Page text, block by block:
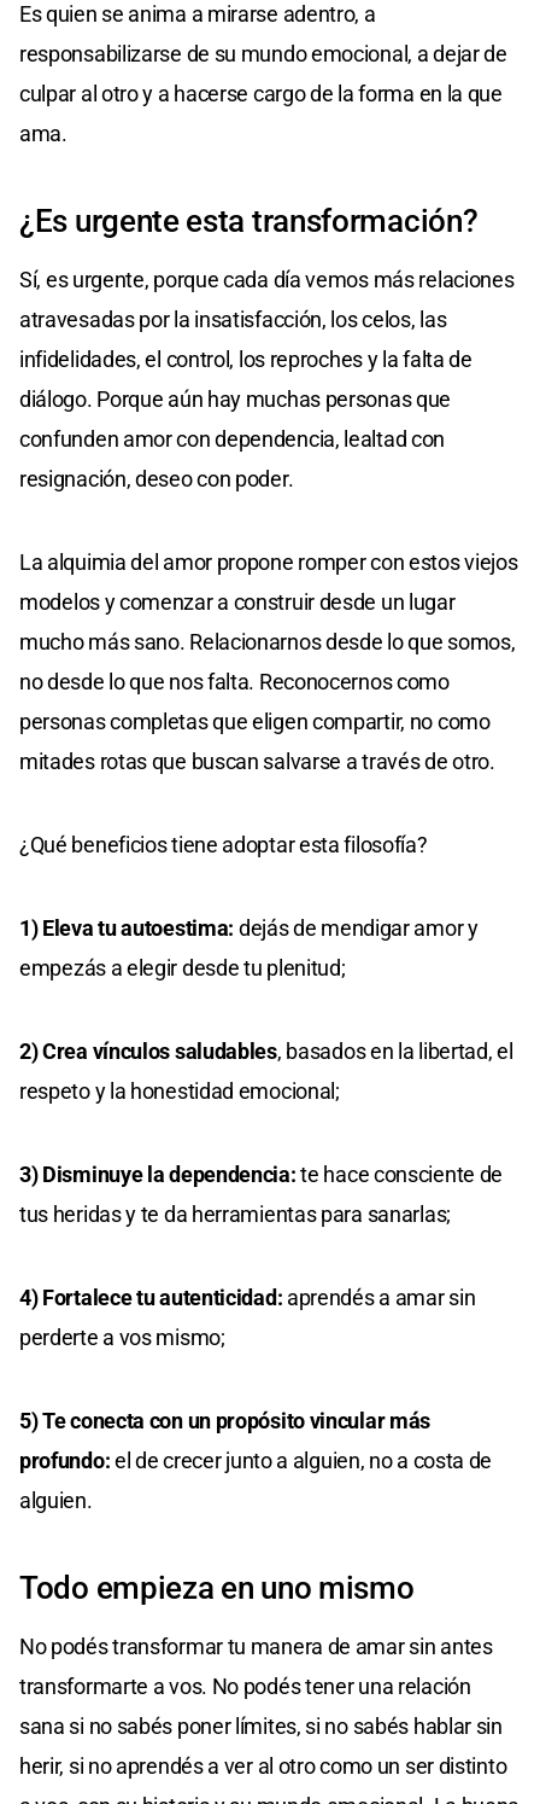
Es quien se anima a mirarse adentro, a
responsabilizarse de su mundo emocional, a dejar de
culpar al otro y a hacerse cargo de la forma en la que
ama.
¿Es urgente esta transformación?
Sí, es urgente, porque cada día vemos más relaciones
atravesadas por la insatisfacción, los celos, las
infidelidades, el control, los reproches y la falta de
diálogo. Porque aún hay muchas personas que
confunden amor con dependencia, lealtad con
resignación, deseo con poder.
La alquimia del amor propone romper con estos viejos
modelos y comenzar a construir desde un lugar
mucho más sano. Relacionarnos desde lo que somos,
no desde lo que nos falta. Reconocernos como
personas completas que eligen compartir, no como
mitades rotas que buscan salvarse a través de otro.
¿Qué beneficios tiene adoptar esta filosofía?
1) Eleva tu autoestima: dejás de mendigar amor y
empezás a elegir desde tu plenitud;
2) Crea vínculos saludables, basados en la libertad, el
respeto y la honestidad emocional;
3) Disminuye la dependencia:te hace consciente de
tus heridas y te da herramientas para sanarlas;
4) Fortalece tu autenticidad: aprendés a amar sin
perderte a vos mismo;
5) Te conecta con un propósito vincular más
profundo:el de crecer junto a alguien, no a costa de
alguien.
Todo empieza en uno mismo
No podés transformar tu manera de amar sin antes
transformarte a vos. No podés tener una relación
sana si no sabés poner límites, si no sabés hablar sin
herir, si no aprendés a ver al otro como un ser distinto